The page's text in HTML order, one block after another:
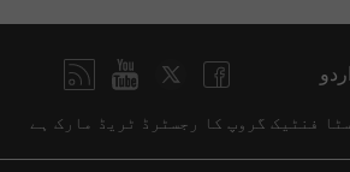
اردو
فنٹیک گروپ کا رجسٹرڈ ٹریڈ مارک ہے